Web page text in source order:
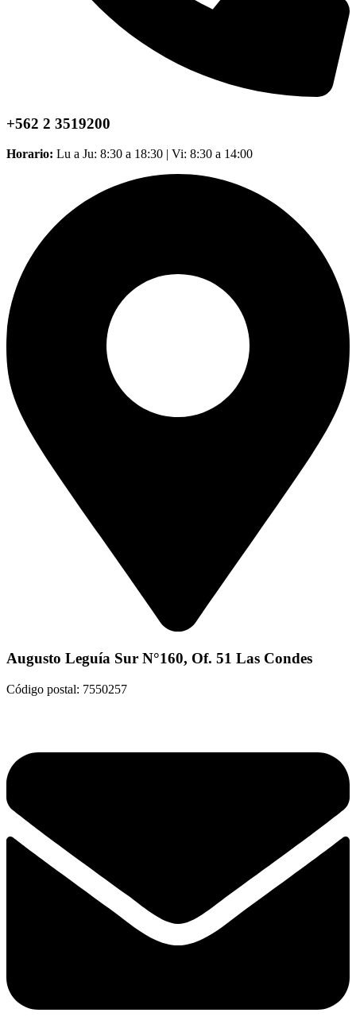
+562 2 3519200
Horario: Lu a Ju: 8:30 a 18:30 | Vi: 8:30 a 14:00
Augusto Leguía Sur N°160, Of. 51 Las Condes
Código postal: 7550257